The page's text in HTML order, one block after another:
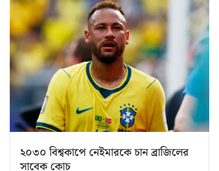
২০৩০ বিশ্বকাপে নেইমারকে চান ব্রাজিলের
সাবেক কোচ